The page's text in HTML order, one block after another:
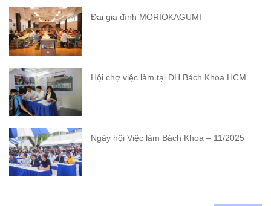
Đại gia đình MORIOKAGUMI
Hội chợ việc làm tại ĐH Bách Khoa HCM
Ngày hội Việc làm Bách Khoa – 11/2025